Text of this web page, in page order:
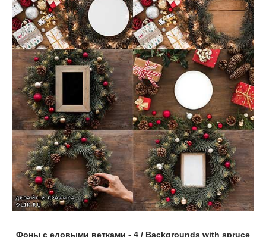
Фоны с еловыми ветками - 4 / Backgrounds with spruce